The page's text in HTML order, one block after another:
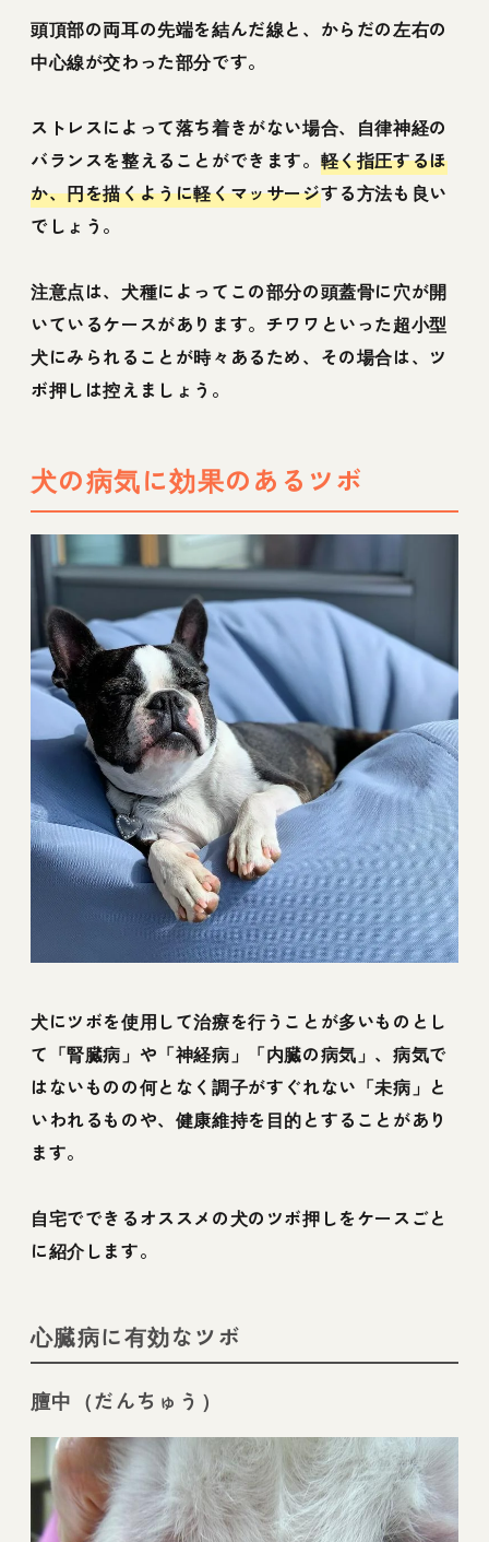
頭頂部の両耳の先端を結んだ線と、からだの左右の
中心線が交わった部分です。
ストレスによって落ち着きがない場合、自律神経の
バランスを整えることができます。 軽く指圧するほ
か、円を描くように軽くマッサージする方法も良い
でしょう。
注意点は、犬種によってこの部分の頭蓋骨に穴が開
いているケースがあります。チワワといった超小型
犬にみられることが時々あるため、その場合は、ツ
ボ押しは控えましょう。
犬の病気に効果のあるツボ
犬にツボを使用して治療を行うことが多いものとし
て「腎臓病」や「神経病」「内臓の病気」、病気で
はないものの何となく調子がすぐれない「未病」と
いわれるものや、健康維持を目的とすることがあり
ます。
自宅でできるオススメの犬のツボ押しをケースごと
に紹介します。
心臓病に有効なツボ
膻中（だんちゅう）